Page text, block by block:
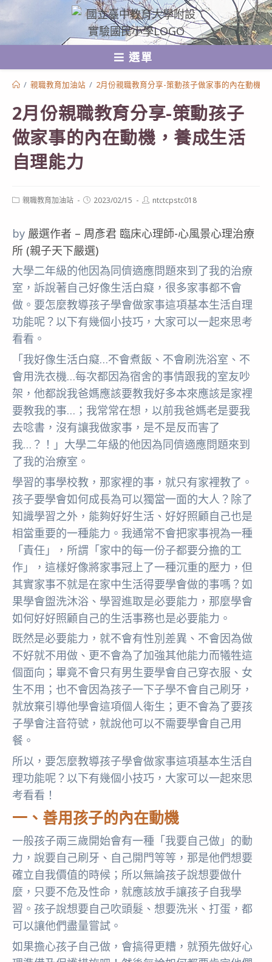
跳
轉
至
選單
/ 親職教育加油站 / 2月份親職教育分享-策動孩子做家事的內在動機
2月份親職教育分享-策動孩子
做家事的內在動機，養成生活
自理能力
Post親職教育加油站
Post2023/02/15
Postntctcpstc018
by 嚴選作者 – 周彥君 臨床心理師-心風景心理治療
所 (親子天下嚴選)
大學二年級的他因為同儕適應問題來到了我的治療
室，訴說著自己好像生活白癡，很多家事都不會
做。要怎麼教導孩子學會做家事這項基本生活自理
功能呢？以下有幾個小技巧，大家可以一起來思考
看看。
「我好像生活白癡…不會煮飯、不會刷洗浴室、不
會用洗衣機…每次都因為宿舍的事情跟我的室友吵
架，他都說我爸媽應該要教我好多本來應該是家裡
要教我的事…；我常常在想，以前我爸媽老是要我
去唸書，沒有讓我做家事，是不是反而害了
我…？！」大學二年級的他因為同儕適應問題來到
了我的治療室。
學習的事學校教，那家裡的事，就只有家裡教了。
孩子要學會如何成長為可以獨當一面的大人？除了
知識學習之外，能夠好好生活、好好照顧自己也是
相當重要的一種能力。我通常不會把家事視為一種
「責任」，所謂「家中的每一份子都要分擔的工
作」，這樣好像將家事冠上了一種沉重的壓力，但
其實家事不就是在家中生活得要學會做的事嗎？如
果學會盥洗沐浴、學習進取是必要能力，那麼學會
如何好好照顧自己的生活事務也是必要能力。
既然是必要能力，就不會有性別差異、不會因為做
不好就不用做、更不會為了加強其他能力而犧牲這
個面向；畢竟不會只有男生要學會自己穿衣服、女
生不用；也不會因為孩子一下子學不會自己刷牙，
就放棄引導他學會這項個人衛生；更不會為了要孩
子學會注音符號，就說他可以不需要學會自己用
餐。
所以，要怎麼教導孩子學會做家事這項基本生活自
理功能呢？以下有幾個小技巧，大家可以一起來思
考看看！
一、善用孩子的內在動機
一般孩子兩三歲開始會有一種「我要自己做」的動
力，說要自己刷牙、自己開門等等，那是他們想要
確立自我價值的時候；所以無論孩子說想要做什
麼，只要不危及性命，就應該放手讓孩子自我學
習。孩子說想要自己吹頭髮、想要洗米、打蛋，都
可以讓他們盡量嘗試。
如果擔心孩子自己做，會搞得更糟，就預先做好心